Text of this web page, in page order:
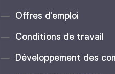
Offres d’emploi
Conditions de travail
Développement des